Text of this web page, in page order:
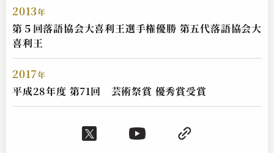
古今亭 菊之丞
2025.04.01 | 18分
2013年
第５回落語協会大喜利王選手権優勝 第五代落語協会大
喜利王
2017年
平成28年度 第71回 芸術祭賞 優秀賞受賞